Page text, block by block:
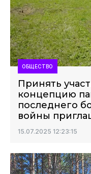
ОБЩЕСТВО
Принять
концепцию
последнего
войны
15.07.2025 12:23:15